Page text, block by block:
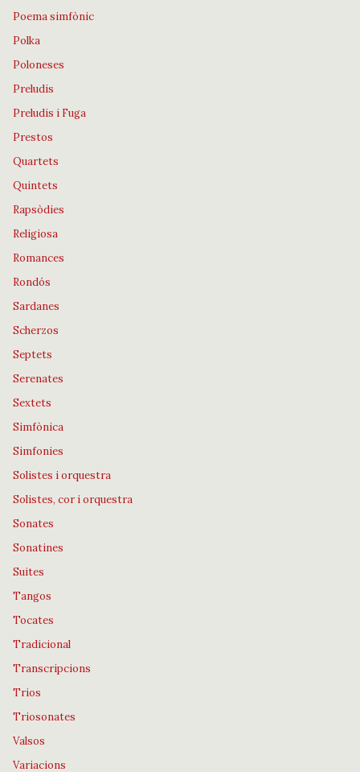
Poema simfònic
Polka
Poloneses
Preludis
Preludis i Fuga
Prestos
Quartets
Quintets
Rapsòdies
Religiosa
Romances
Rondós
Sardanes
Scherzos
Septets
Serenates
Sextets
Simfònica
Simfonies
Solistes i orquestra
Solistes, cor i orquestra
Sonates
Sonatines
Suites
Tangos
Tocates
Tradicional
Transcripcions
Trios
Triosonates
Valsos
Variacions